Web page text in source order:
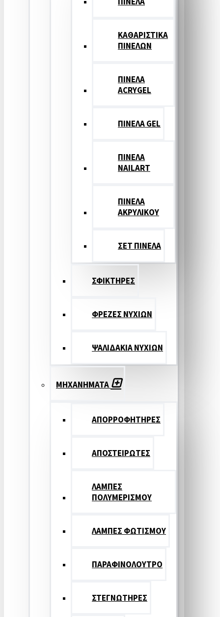
ΚΑΘΑΡΙΣΤΙΚΑ
ΠΙΝΕΛΩΝ
ΠΙΝΕΛΑ
ACRYGEL
ΠΙΝΕΛΑ GEL
ΠΙΝΕΛΑ
NAILART
ΠΙΝΕΛΑ
ΑΚΡΥΛΙΚΟΥ
ΣΕΤ ΠΙΝΕΛA
ΣΦΙΚΤΗΡΕΣ
ΦΡΕΖΕΣ ΝΥΧΙΩΝ
ΨΑΛΙΔΑΚΙΑ ΝΥΧΙΩΝ
ΜΗΧΑΝΗΜΑΤΑ
ΑΠΟΡΡΟΦΗΤΗΡΕΣ
ΑΠΟΣΤΕΙΡΩΤΕΣ
ΛΑΜΠΕΣ
ΠΟΛΥΜΕΡΙΣΜΟΥ
ΛΑΜΠΕΣ ΦΩΤΙΣΜΟΥ
ΠΑΡΑΦΙΝΟΛΟΥΤΡΟ
ΣΤΕΓΝΩΤΗΡΕΣ